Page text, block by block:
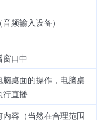
频输入设备）
口中
桌面的操作，电脑桌
行直播
容（当然在合理范围